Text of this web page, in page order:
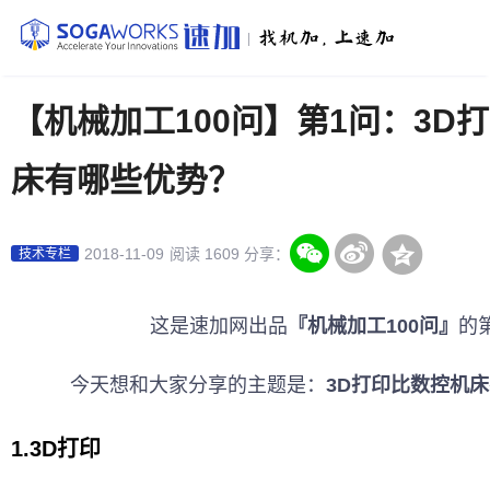
【机械加工100问】第1问：3D
床有哪些优势？
技术专栏 2018-11-09 阅读 1609 分享：
这是速加网 出品 『机械加工100问』 的
今天想和大家分享的主题是：3D打印 比数控机
1.3D打印